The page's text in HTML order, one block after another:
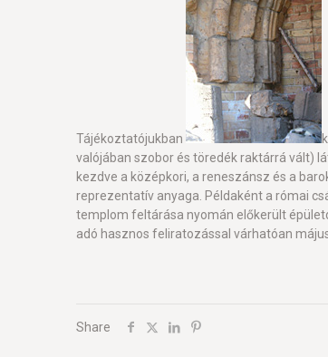
Tájékoztatójukban
valójában szobor és töredék raktárrá vált)
kezdve a középkori, a reneszánsz és a
reprezentatív anyaga. Példaként a római
templom feltárása nyomán előkerült
adó hasznos feliratozással várhatóan
Share